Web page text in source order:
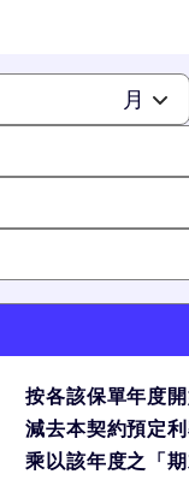
月
按各該保單年度
減去本契約預定
乘以該年度之「